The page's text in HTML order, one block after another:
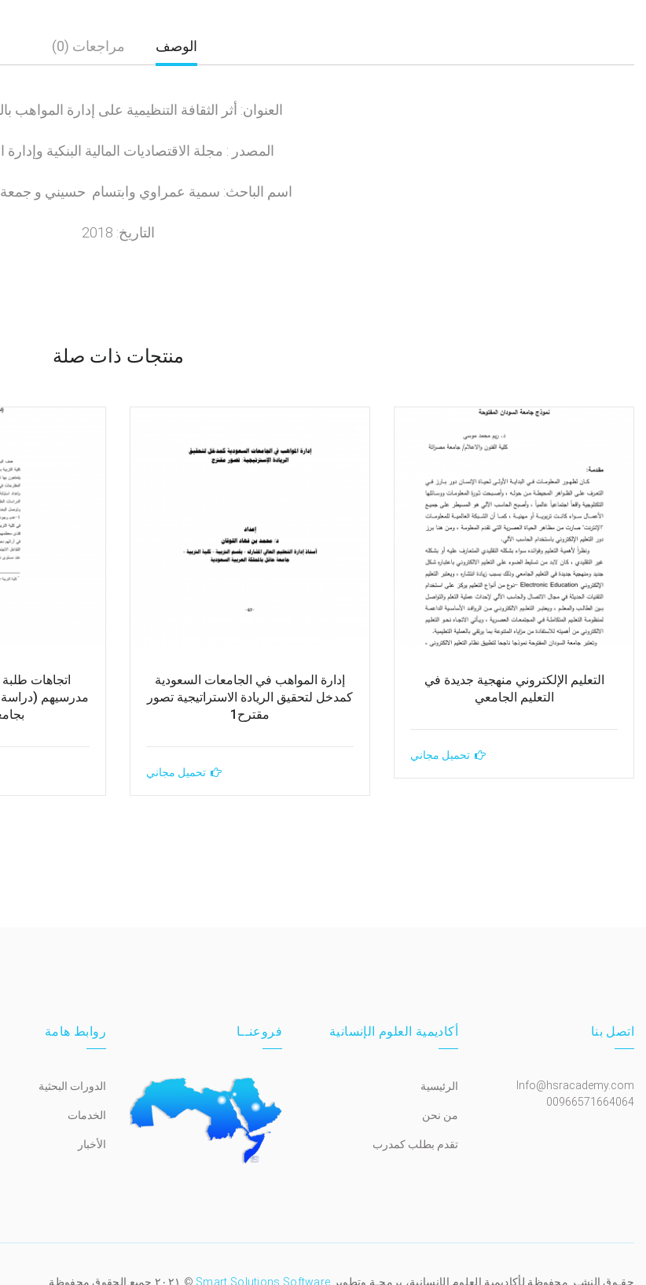
الوصف مراجعات (0)
العنوان: أثر الثقافة التنظيمية على إدارة المواهب
المصدر : مجلة الاقتصاديات المالية البنكية وإدارة
اسم الباحث: سمية عمراوي وابتسام حسيني و جمعة
التاريخ: 2018
منتجات ذات صلة
التعليم الإلكتروني منهجية جديدة في
التعليم الجامعي
تحميل مجاني
إدارة المواهب في الجامعات السعودية
كمدخل لتحقيق الريادة الاستراتيجية تصور
مقترح1
تحميل مجاني
اتجاهات طلبة
مدرسيهم (دراسة
اتصل بنا
Info@hsracademy.com
00966571664064
أكاديمية العلوم الإنسانية
الرئيسية
من نحن
تقدم بطلب كمدرب
فروعنــا روابط هامة
الدورات البحثية
الخدمات
الأخبار
حقـوق النشـر محفوظة لأكاديمية العلوم الإنسانية، برمجـة وتطوير Smart Solutions Software © ٢٠٢١ جميع الحقوق محفوظة.